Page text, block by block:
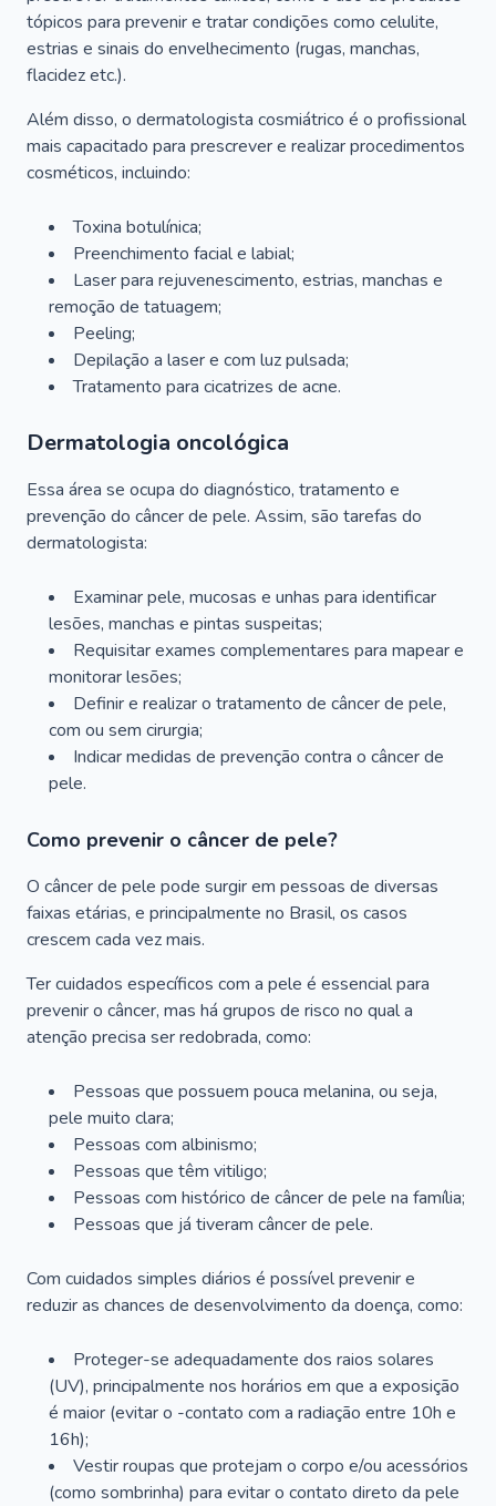
tópicos para prevenir e tratar condições como celulite,
estrias e sinais do envelhecimento (rugas, manchas,
flacidez etc.).
Além disso, o dermatologista cosmiátrico é o profissional
mais capacitado para prescrever e realizar procedimentos
cosméticos, incluindo:
Toxina botulínica;
Preenchimento facial e labial;
Laser para rejuvenescimento, estrias, manchas e
remoção de tatuagem;
Peeling;
Depilação a laser e com luz pulsada;
Tratamento para cicatrizes de acne.
Dermatologia oncológica
Essa área se ocupa do diagnóstico, tratamento e
prevenção do câncer de pele. Assim, são tarefas do
dermatologista:
Examinar pele, mucosas e unhas para identificar
lesões, manchas e pintas suspeitas;
Requisitar exames complementares para mapear e
monitorar lesões;
Definir e realizar o tratamento de câncer de pele,
com ou sem cirurgia;
Indicar medidas de prevenção contra o câncer de
pele.
Como prevenir o câncer de pele?
O câncer de pele pode surgir em pessoas de diversas
faixas etárias, e principalmente no Brasil, os casos
crescem cada vez mais.
Ter cuidados específicos com a pele é essencial para
prevenir o câncer, mas há grupos de risco no qual a
atenção precisa ser redobrada, como:
Pessoas que possuem pouca melanina, ou seja,
pele muito clara;
Pessoas com albinismo;
Pessoas que têm vitiligo;
Pessoas com histórico de câncer de pele na família;
Pessoas que já tiveram câncer de pele.
Com cuidados simples diários é possível prevenir e
reduzir as chances de desenvolvimento da doença, como:
Proteger-se adequadamente dos raios solares
(UV), principalmente nos horários em que a exposição
é maior (evitar o -contato com a radiação entre 10h e
16h);
Vestir roupas que protejam o corpo e/ou acessórios
(como sombrinha) para evitar o contato direto da pele